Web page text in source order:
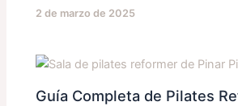
2 de marzo de 2025
Guía Completa de Pilates